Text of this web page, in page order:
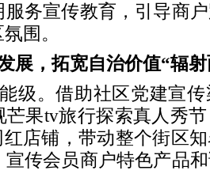
务宣传教育，引导商
围。
展，拓宽自治价值“辐
级。借助社区党建宣
芒果tv旅行探索真人秀
红店铺，带动整个街区
传会员商户特色产品